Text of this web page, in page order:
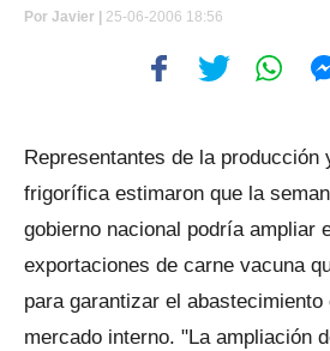
Por Javier | 25-06-2006 18:56
Representantes de la producción
frigorífica estimaron que la
gobierno nacional podría ampliar
exportaciones de carne vacuna
para garantizar el abastecimiento
mercado interno. "La ampliación